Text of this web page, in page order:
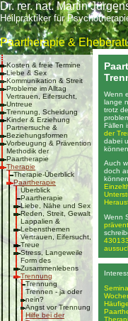
Dr. rer. nat. Martin
Heilpraktiker für
Paartherapie &
Kosten & freie Termine
Liebe & Sex
Kommunikation & Streit
Probleme im Alltag
Vertrauen, Eifersucht,
Untreue
Trennung, Scheidung
Kinder & Erziehung
Partnersuche &
Beziehungsformen
Vorbeugung & Prävention
Methodik der
Paartherapie
Therapie
Therapie-Überblick
Paartherapie
Überblick
Paartherapie
Liebe, Nähe und Sex
Reden, Streit, Gewalt
Lappalien &
Lebensthemen
Vertrauen, Eifersucht,
Treue
Stress, Langeweile
Form des
Zusammenlebens
Trennung
Trennung
Trennen - ja oder
nein?
Angst vor Trennung
Hilfe bei der
Wenn
lange
trotz
Fällen
der
dabei
können.
Auch
doch
Wenn